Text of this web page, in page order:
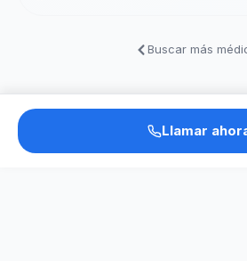
Buscar más
Llamar